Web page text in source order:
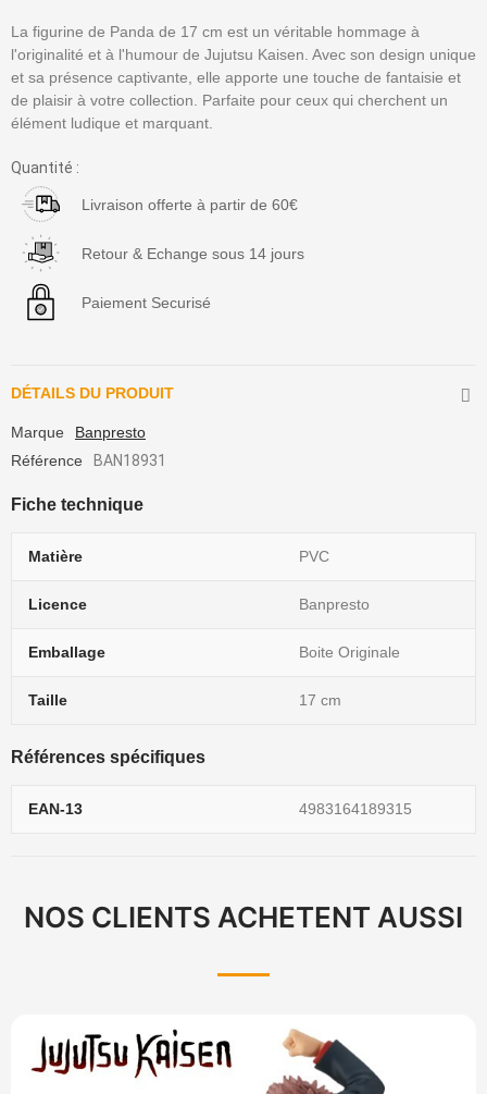
La figurine de Panda de 17 cm est un véritable hommage à
l'originalité et à l'humour de Jujutsu Kaisen. Avec son design unique
et sa présence captivante, elle apporte une touche de fantaisie et
de plaisir à votre collection. Parfaite pour ceux qui cherchent un
élément ludique et marquant.
Quantité :
Livraison offerte à partir de 60€
Retour & Echange sous 14 jours
Paiement Securisé
DÉTAILS DU PRODUIT
Marque
Banpresto
Référence
BAN18931
Fiche technique
Matière PVC
Licence Banpresto
Emballage Boite Originale
Taille 17 cm
Références spécifiques
EAN-13 4983164189315
NOS CLIENTS ACHETENT AUSSI